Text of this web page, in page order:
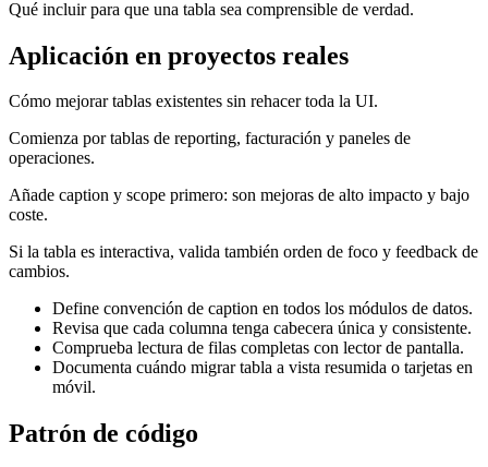
Qué incluir para que una tabla sea comprensible de verdad.
Aplicación en proyectos reales
Cómo mejorar tablas existentes sin rehacer toda la UI.
Comienza por tablas de reporting, facturación y paneles de
operaciones.
Añade caption y scope primero: son mejoras de alto impacto y bajo
coste.
Si la tabla es interactiva, valida también orden de foco y feedback de
cambios.
Define convención de caption en todos los módulos de datos.
Revisa que cada columna tenga cabecera única y consistente.
Comprueba lectura de filas completas con lector de pantalla.
Documenta cuándo migrar tabla a vista resumida o tarjetas en
móvil.
Patrón de código